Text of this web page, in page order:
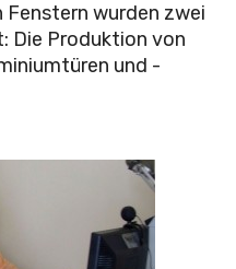
wurden zwei
Die Produktion von
und -